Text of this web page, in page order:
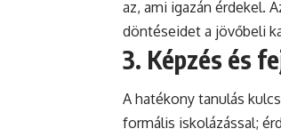
az, ami igazán érdekel.
döntéseidet a jövőbeli
3. Képzés és
A hatékony tanulás
formális iskolázással;